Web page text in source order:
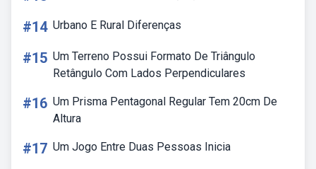
#14 Urbano E Rural Diferenças
#15 Um Terreno Possui Formato De Triângulo
Retângulo Com Lados Perpendiculares
#16 Um Prisma Pentagonal Regular Tem 20cm De
Altura
#17 Um Jogo Entre Duas Pessoas Inicia